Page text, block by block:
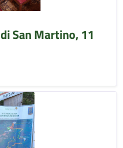
San Martino, 11